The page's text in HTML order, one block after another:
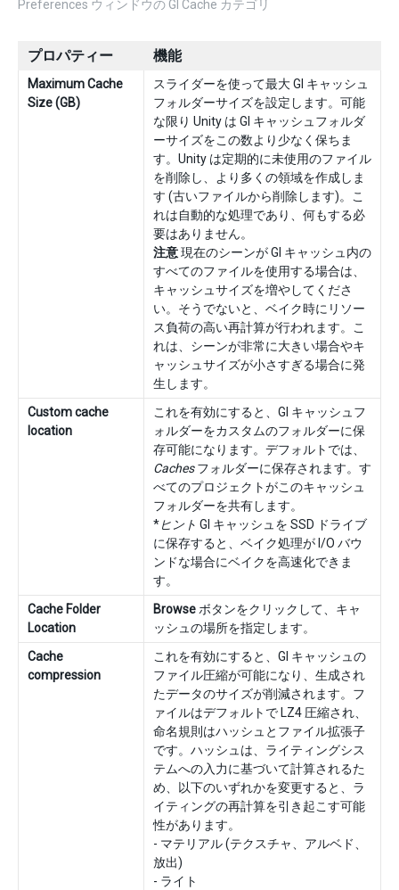
Preferences ウィンドウの GI Cache カテゴリ
プロパティー 機能
Maximum Cache
Size (GB)
スライダーを使って最大 GI キャッシュ
フォルダーサイズを設定します。可能
な限り Unity は GI キャッシュフォルダ
ーサイズをこの数より少なく保ちま
す。Unity は定期的に未使用のファイル
を削除し、より多くの領域を作成しま
す (古いファイルから削除します)。こ
れは自動的な処理であり、何もする必
要はありません。
注意現在のシーンが GI キャッシュ内の
すべてのファイルを使用する場合は、
キャッシュサイズを増やしてくださ
い。そうでないと、ベイク時にリソー
ス負荷の高い再計算が行われます。こ
れは、シーンが非常に大きい場合やキ
ャッシュサイズが小さすぎる場合に発
生します。
Custom cache
location
これを有効にすると、GI キャッシュフ
ォルダーをカスタムのフォルダーに保
存可能になります。デフォルトでは、
Cachesフォルダーに保存されます。す
べてのプロジェクトがこのキャッシュ
フォルダーを共有します。
*ヒント GI キャッシュを SSD ドライブ
に保存すると、ベイク処理が I/O バウ
ンドな場合にベイクを高速化できま
す。
Cache Folder
Location
Browse ボタンをクリックして、キャ
ッシュの場所を指定します。
Cache
compression
これを有効にすると、GI キャッシュの
ファイル圧縮が可能になり、生成され
たデータのサイズが削減されます。フ
ァイルはデフォルトで LZ4 圧縮され、
命名規則はハッシュとファイル拡張子
です。ハッシュは、ライティングシス
テムへの入力に基づいて計算されるた
め、以下のいずれかを変更すると、ラ
イティングの再計算を引き起こす可能
性があります。
- マテリアル (テクスチャ、アルベド、
放出)
- ライト